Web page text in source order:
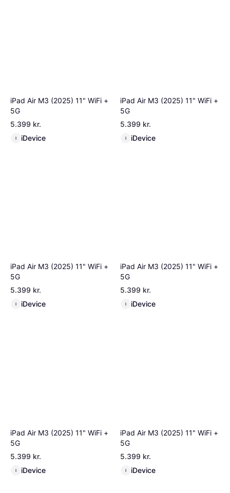
iPad Air M3 (2025) 11" WiFi +
5G
5.399 kr.
I iDevice
iPad Air M3 (2025) 11" WiFi +
5G
5.399 kr.
I iDevice
iPad Air M3 (2025) 11" WiFi +
5G
5.399 kr.
I iDevice
iPad Air M3 (2025) 11" WiFi +
5G
5.399 kr.
I iDevice
iPad Air M3 (2025) 11" WiFi +
5G
5.399 kr.
I iDevice
iPad Air M3 (2025) 11" WiFi +
5G
5.399 kr.
I iDevice